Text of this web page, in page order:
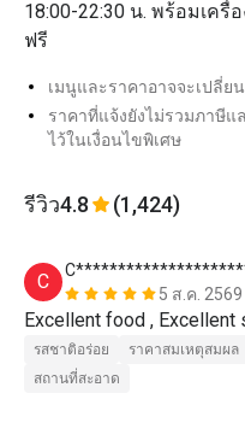
18:00-22:30 น. พร้อมเครื่
ฟรี
เมนูและราคาอาจจะเปลี่ย
ราคาที่แจ้งยังไม่รวมภาษีแ
ไว้ในเงื่อนไขพิเศษ
รีวิว4.8 (1,424)
C
5 ส.ค. 2569
รสชาติอร่อย ราคาสมเหตุสมผล
สถานที่สะอาด